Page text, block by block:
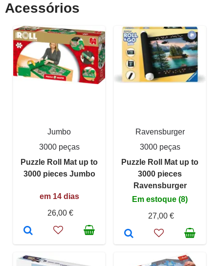
Acessórios
Jumbo
3000 peças
Puzzle Roll Mat up to
3000 pieces Jumbo
em 14 dias
26,00 €
Ravensburger
3000 peças
Puzzle Roll Mat up to
3000 pieces
Ravensburger
Em estoque (8)
27,00 €